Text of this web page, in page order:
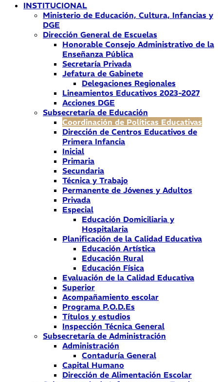
INSTITUCIONAL
Ministerio de Educación, Cultura, Infancias y
DGE
Dirección General de Escuelas
Honorable Consejo Administrativo de la
Enseñanza Pública
Secretaría Privada
Jefatura de Gabinete
Delegaciones Regionales
Lineamientos Educativos 2023-2027
Acciones DGE
Subsecretaría de Educación
Coordinación de Políticas Educativas
Dirección de Centros Educativos de
Primera Infancia
Inicial
Primaria
Secundaria
Técnica y Trabajo
Permanente de Jóvenes y Adultos
Privada
Especial
Educación Domiciliaria y
Hospitalaria
Planificación de la Calidad Educativa
Educación Artística
Educación Rural
Educación Física
Evaluación de la Calidad Educativa
Superior
Acompañamiento escolar
Programa P.O.D.Es
Títulos y estudios
Inspección Técnica General
Subsecretaría de Administración
Administración
Contaduría General
Capital Humano
Dirección de Alimentación Escolar